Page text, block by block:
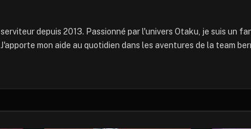
depuis 2013. Passionné par l'univers Otaku, je suis un
mon aide au quotidien dans les aventures de la team